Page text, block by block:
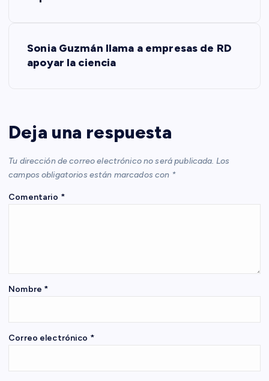
c
i
ó
e
n
Sonia Guzmán llama a empresas de RD
apoyar la ciencia
Deja una respuesta
Tu dirección de correo electrónico no será publicada. Los
campos obligatorios están marcados con *
Comentario *
Nombre *
Correo electrónico *